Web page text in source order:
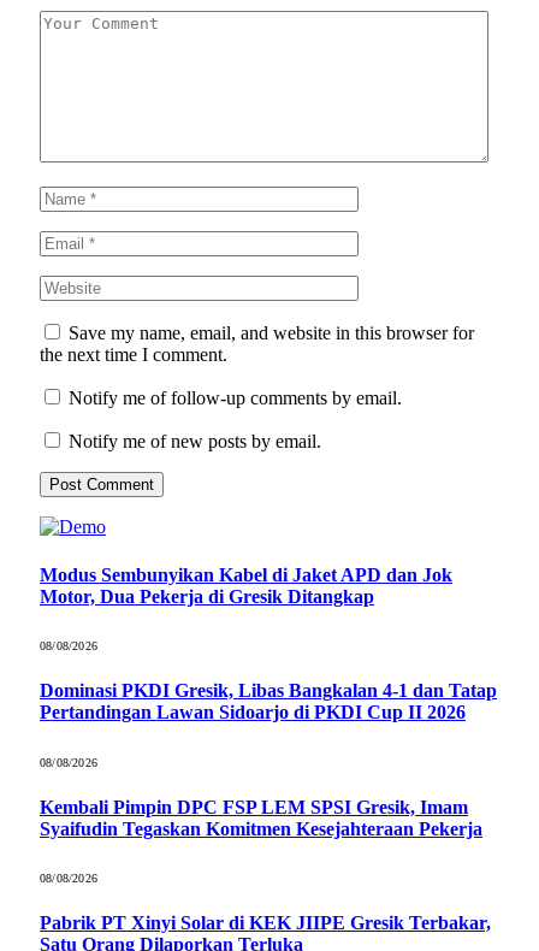
Save my name, email, and website in this browser for
the next time I comment.
Notify me of follow-up comments by email.
Notify me of new posts by email.
Modus Sembunyikan Kabel di Jaket APD dan Jok
Motor, Dua Pekerja di Gresik Ditangkap
08/08/2026
Dominasi PKDI Gresik, Libas Bangkalan 4-1 dan Tatap
Pertandingan Lawan Sidoarjo di PKDI Cup II 2026
08/08/2026
Kembali Pimpin DPC FSP LEM SPSI Gresik, Imam
Syaifudin Tegaskan Komitmen Kesejahteraan Pekerja
08/08/2026
Pabrik PT Xinyi Solar di KEK JIIPE Gresik Terbakar,
Satu Orang Dilaporkan Terluka